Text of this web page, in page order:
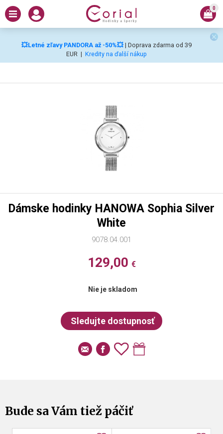
💥Letné zľavy PANDORA až -50%💥 | Doprava zdarma od 39
EUR | Kredity na ďalší nákup
0
9078.04.001
Dámske hodinky HANOWA Sophia Silver
White
129,00 €
Nie je skladom
Bude sa Vám tiež páčiť